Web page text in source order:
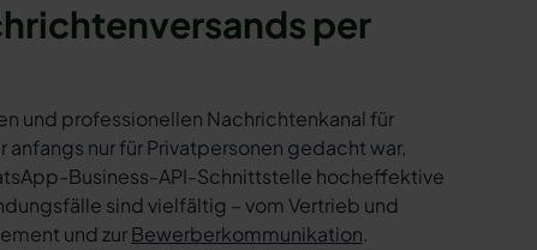
per
und professionellen Nachrichtenkanal für
nur für Privatpersonen gedacht war,
Business-API-Schnittstelle hocheffektive
sind vielfältig – vom Vertrieb und
und zurBewerberkommunikation.